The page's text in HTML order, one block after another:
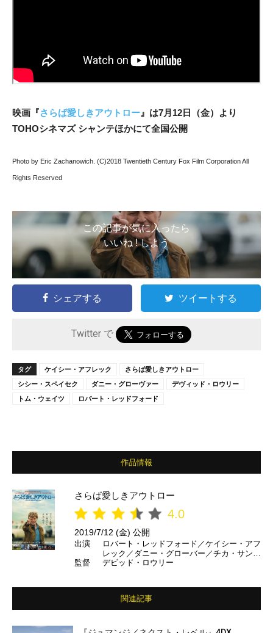
映画『さらば愛しきアウトロー 』は7月12 日（金）より
TOHOシネマズ シャンテほかにて全国公開
Photo by Eric Zachanowich. (C)2018 Twentieth Century Fox Film Corporation All
Rights Reserved
この記事が気に入ったら
いいね ! しよう
シェアする ツイートする
Twitter で
タグ ケイシー・アフレック
さらば愛しきアウトロー
シシー・スペイセク
ダニー・グローヴァー
デヴィッド・ロウリー
トム・ウェイツ
ロバート・レッドフォード
作品情報
さらば愛しきアウトロー
4.0
2019/7/12 (金) 公開
出演
ロバート・レッドフォード／ケイシー・アフ
レック／ダニー・グローバー／チカ・サンプ
ター／トム・ウェイツ ほか
監督 デビッド・ロウリー
関連記事